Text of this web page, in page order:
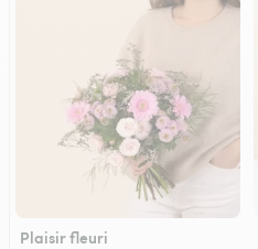
Plaisir fleuri